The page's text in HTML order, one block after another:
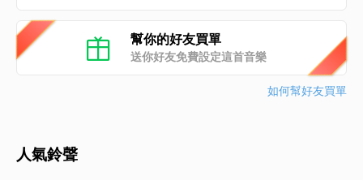
幫你的好友買單
送你好友免費設定這首音樂
如何幫好友買單
人氣鈴聲